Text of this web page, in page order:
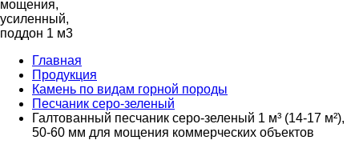
Главная
Продукция
Камень по видам горной породы
Песчаник серо-зеленый
Галтованный песчаник серо-зеленый 1 м³ (14-17 м²),
50-60 мм для мощения коммерческих объектов